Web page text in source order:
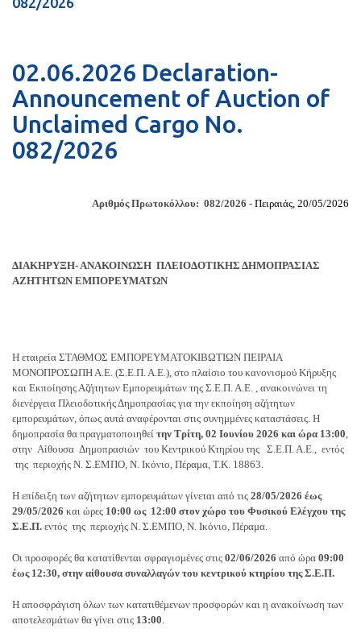
02.06.2026 Declaration-
Announcement of Auction of
Unclaimed Cargo No.
082/2026
Αριθμός Πρωτοκόλλου: 082/2026 - Πειραιάς, 20/05/2026
ΔΙΑΚΗΡΥΞΗ- ΑΝΑΚΟΙΝΩΣΗ ΠΛΕΙΟΔΟΤΙΚΗΣ ΔΗΜΟΠΡΑΣΙΑΣ
ΑΖΗΤΗΤΩΝ ΕΜΠΟΡΕΥΜΑΤΩΝ
Η εταιρεία ΣΤΑΘΜΟΣ ΕΜΠΟΡΕΥΜΑΤΟΚΙΒΩΤΙΩΝ ΠΕΙΡΑΙΑ
ΜΟΝΟΠΡΟΣΩΠΗ Α.Ε. (Σ.Ε.Π. Α.Ε.), στο πλαίσιο του κανονισμού Κήρυξης
και Εκποίησης Αζήτητων Εμπορευμάτων της Σ.Ε.Π. Α.Ε. , ανακοινώνει τη
διενέργεια Πλειοδοτικής Δημοπρασίας για την εκποίηση αζήτητων
εμπορευμάτων, όπως αυτά αναφέρονται στις συνημμένες καταστάσεις. Η
δημοπρασία θα πραγματοποιηθεί την Τρίτη, 02 Ιουνίου 2026 και ώρα 13:00
στην Αίθουσα Δημοπρασιών του Κεντρικού Κτηρίου της Σ.Ε.Π. Α.Ε., εντός
της περιοχής Ν. Σ.ΕΜΠΟ, Ν. Ικόνιο, Πέραμα, Τ.Κ. 18863.
Η επίδειξη των αζήτητων εμπορευμάτων γίνεται από τις 28/05/2026 έως
29/05/2026 και ώρες 10:00 ως 12:00 στον χώρο του Φυσικού Ελέγχου της
Σ.Ε.Π. εντός της περιοχής Ν. Σ.ΕΜΠΟ, Ν. Ικόνιο, Πέραμα.
Οι προσφορές θα κατατίθενται σφραγισμένες στις 02/06/2026 από ώρα 09:00
έως 12:30, στην αίθουσα συναλλαγών του κεντρικού κτηρίου της Σ.Ε.Π.
Η αποσφράγιση όλων των κατατιθέμενων προσφορών και η ανακοίνωση των
αποτελεσμάτων θα γίνει στις 13:00